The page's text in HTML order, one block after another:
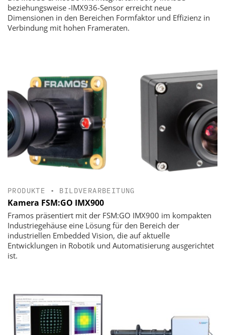
beziehungsweise -IMX936-Sensor erreicht neue
Dimensionen in den Bereichen Formfaktor und Effizienz in
Verbindung mit hohen Frameraten.
PRODUKTE • BILDVERARBEITUNG
Kamera FSM:GO IMX900
Framos präsentiert mit der FSM:GO IMX900 im kompakten
Industriegehäuse eine Lösung für den Bereich der
industriellen Embedded Vision, die auf aktuelle
Entwicklungen in Robotik und Automatisierung ausgerichtet
ist.